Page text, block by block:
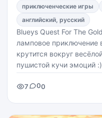
приключенческие игры
английский, русский
Blueys Quest For The
ламповое приключение
крутится вокруг
пушистой кучи эмоций
Ручку, без которой
рисунок, начинается
7 00